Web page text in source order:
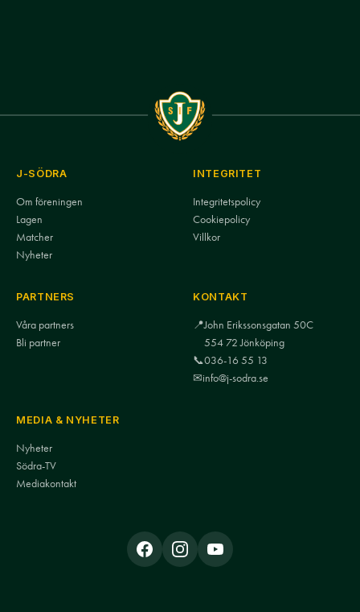
J-SÖDRA
Om föreningen
Lagen
Matcher
Nyheter
INTEGRITET
Integritetspolicy
Cookiepolicy
Villkor
PARTNERS
Våra partners
Bli partner
KONTAKT
📍John Erikssonsgatan 50C
554 72 Jönköping
📞036-16 55 13
✉info@j-sodra.se
MEDIA & NYHETER
Nyheter
Södra-TV
Mediakontakt